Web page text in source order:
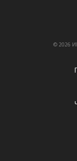
© 2026